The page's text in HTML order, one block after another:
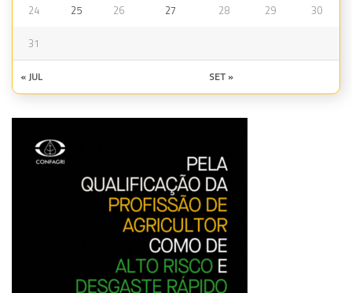
24 25 26 27 28 29 30
31
« JUL SET »